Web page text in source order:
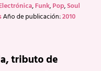
,Funk,Pop,Soul
Año de publicación:2010
tributo de